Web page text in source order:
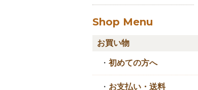
Shop Menu
お買い物
・ 初めての方へ
・ お支払い・送料